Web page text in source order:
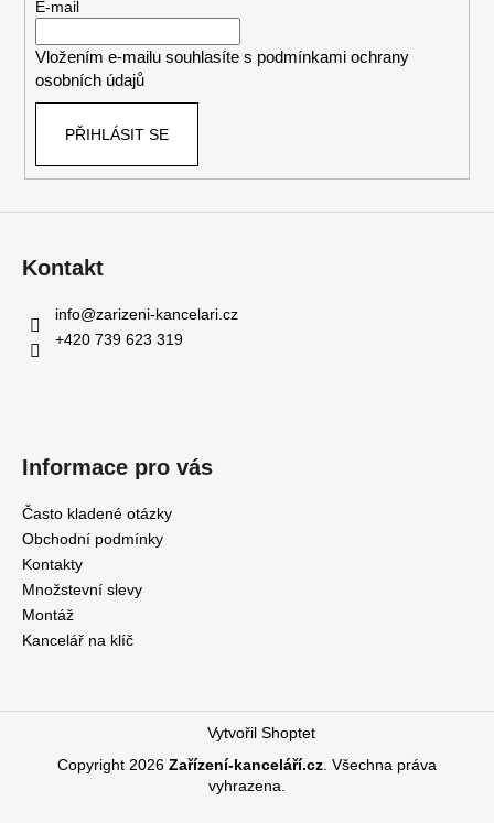
E-mail
Vložením e-mailu souhlasíte s podmínkami ochrany
osobních údajů
PŘIHLÁSIT SE
Kontakt
info@zarizeni-kancelari.cz
+420 739 623 319
Informace pro vás
Často kladené otázky
Obchodní podmínky
Kontakty
Množstevní slevy
Montáž
Kancelář na klíč
Vytvořil Shoptet
Copyright 2026 Zařízení-kanceláří.cz. Všechna práva
vyhrazena.